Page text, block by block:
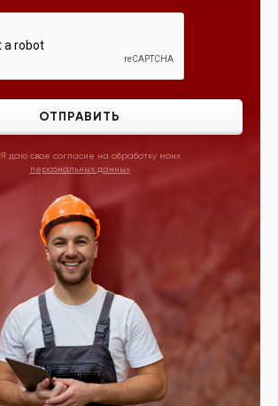
ОТПРАВИТЬ
Я даю свое согласие на обработку моих
персональных данных